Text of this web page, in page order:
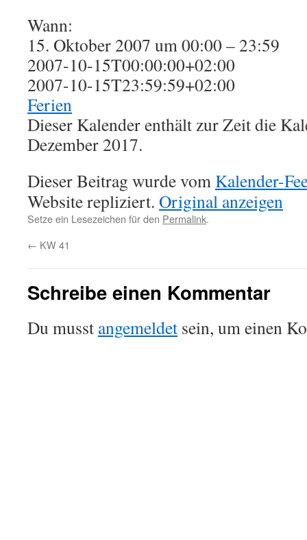
Wann:
15. Oktober 2007 um 00:00 – 23:59
2007-10-15T00:00:00+02:00
2007-10-15T23:59:59+02:00
Ferien
Dieser Kalender enthält zur Zeit die
Dezember 2017.
Dieser Beitrag wurde vom Kalender-
Website repliziert. Original anzeigen
Setze ein Lesezeichen für den Permalink.
← KW 41
Schreibe einen Kommentar
Du musst angemeldet sein, um einen